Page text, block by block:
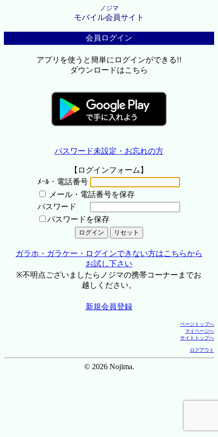
ノジマ
モバイル会員サイト
会員ログイン
アプリを使うと簡単にログインができる!!
ダウンロードはこちら
パスワード未設定・お忘れの方
【ログインフォーム】
ﾒｰﾙ・電話番号
メール・電話番号を保存
パスワード
パスワードを保存
ガラホ・ガラケー・ログインできない方はこちらから
お試し下さい
※不明点ございましたらノジマの携帯コーナーまでお
越しください。
新規会員登録
ページトップへ
マイページへ
サイトトップへ
ログアウト
© 2026 Nojima.